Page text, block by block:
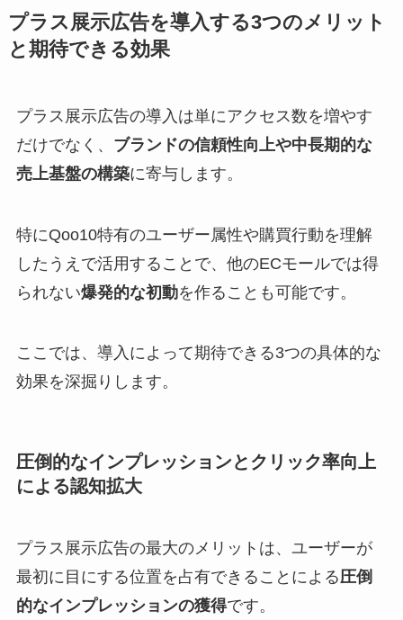
プラス展示広告を導入する3つのメリット
と期待できる効果
プラス展示広告の導入は単にアクセス数を増やす
だけでなく、 ブランドの信頼性向上や中長期的な
売上基盤の構築に寄与します。
特にQoo10特有のユーザー属性や購買行動を理解
したうえで活用することで、他のECモールでは得
られない爆発的な初動を作ることも可能です。
ここでは、導入によって期待できる3つの具体的な
効果を深掘りします。
圧倒的なインプレッションとクリック率向上
による認知拡大
プラス展示広告の最大のメリットは、ユーザーが
最初に目にする位置を占有できることによる圧倒
的なインプレッションの獲得です。